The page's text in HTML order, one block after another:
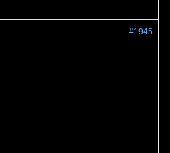
#1945